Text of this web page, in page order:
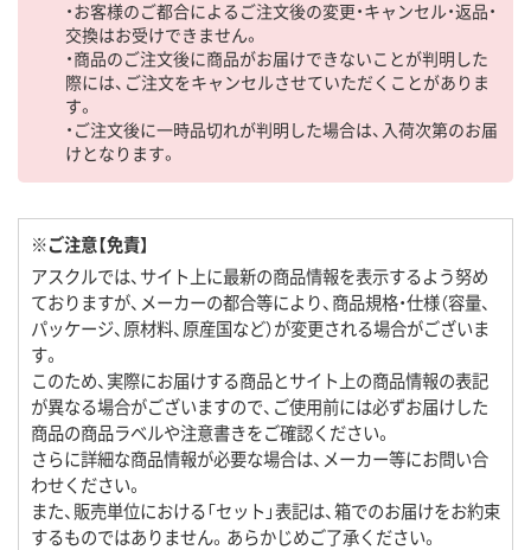
・お客様のご都合によるご注文後の変更・キャンセル・返品・
交換はお受けできません。
・商品のご注文後に商品がお届けできないことが判明した
際には、ご注文をキャンセルさせていただくことがありま
す。
・ご注文後に一時品切れが判明した場合は、入荷次第のお届
けとなります。
※ご注意【免責】
アスクルでは、サイト上に最新の商品情報を表示するよう努め
ておりますが、メーカーの都合等により、商品規格・仕様（容量、
パッケージ、原材料、原産国など）が変更される場合がございま
す。
このため、実際にお届けする商品とサイト上の商品情報の表記
が異なる場合がございますので、ご使用前には必ずお届けした
商品の商品ラベルや注意書きをご確認ください。
さらに詳細な商品情報が必要な場合は、メーカー等にお問い合
わせください。
また、販売単位における「セット」表記は、箱でのお届けをお約束
するものではありません。あらかじめご了承ください。